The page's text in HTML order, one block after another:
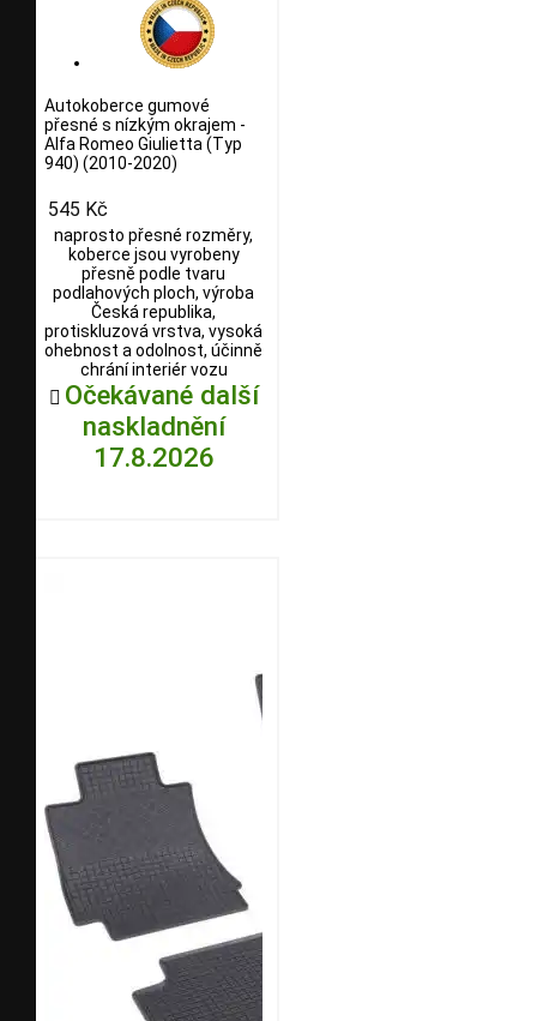
Autokoberce gumové
přesné s nízkým okrajem -
Alfa Romeo Giulietta (Typ
940) (2010-2020)
545 Kč
naprosto přesné rozměry,
koberce jsou vyrobeny
přesně podle tvaru
podlahových ploch, výroba
Česká republika,
protiskluzová vrstva, vysoká
ohebnost a odolnost, účinně
chrání interiér vozu
 Očekávané další
naskladnění
17.8.2026